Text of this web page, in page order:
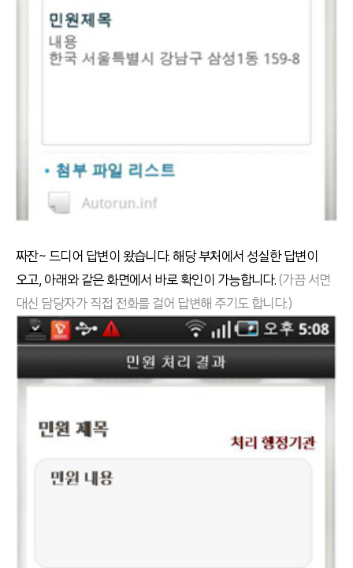
짜잔~ 드디어 답변이 왔습니다. 해당 부처에서 성실한 답변이
오고, 아래와 같은 화면에서 바로 확인이 가능합니다.(가끔 서면
대신 담당자가 직접 전화를 걸어 답변해 주기도 합니다.)